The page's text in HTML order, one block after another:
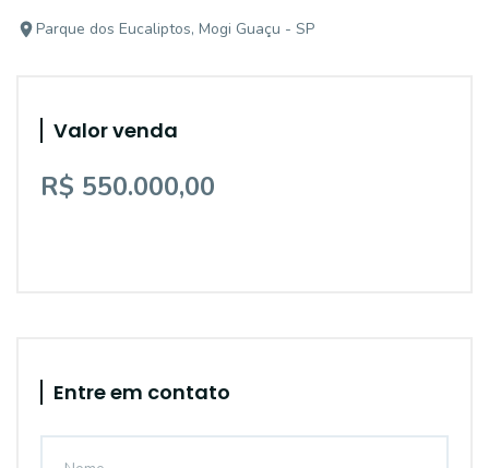
Parque dos Eucaliptos, Mogi Guaçu - SP
Valor venda
R$ 550.000,00
Entre em contato